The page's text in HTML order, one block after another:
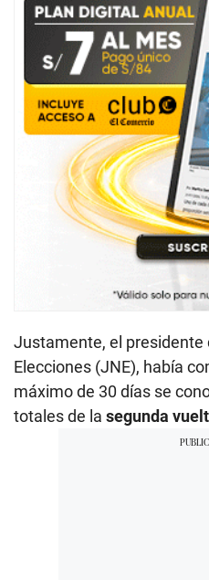
Justamente, el presidente
Elecciones (JNE), había
máximo de 30 días se
totales de la segunda